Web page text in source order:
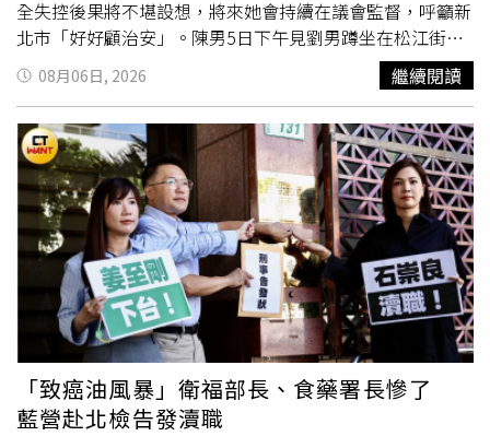
底突破120條，強化偏鄉及社區交通服務。張善政表示，市
府近年也積極推動智慧治理，包括率先制定《桃園市火災預
防自治條例》，推動中央修法將倉儲危險物納入管理；透過
「靜桃專案」導入AI科技改善噪音問題，相關陳情案件較高
峰減少約42％，夜間環境噪音降低約6分貝；AI智慧號誌則
使92處路口平均延滯時間下降16.6％。他最後指出，桃園持
續推動水資源循環利用、AI環境污染辨識等創新措施，並獲
得國際智慧城市獎項肯定。今年也將透過地景藝術節、珍珠
海岸國際音樂節及台灣設計展等大型活動，結合體育建設與
城市行銷，持續提升桃園整體競爭力與城市形象。
全失控後果將不堪設想，將來她會持續在議會監督，呼籲新
北市「好好顧治安」。陳男5日下午見劉男蹲坐在松江街超
商外而趨前關心，但劉剛與蔡姓女友發生爭執心情極差，加
上喝保利達後情緒失控，竟怒嗆「看三小」，更拿出身上的
折疊刀揮舞恐嚇，蔡女見狀連忙將劉拉離現場，陳男則心生
畏懼、報警求助。海山警分局江翠派出所獲報後，調閱路口
與周邊監視器畫面過濾動線，迅速掌握劉男的真實身份與落
腳處，於當晚9時許在劉男新莊住處將其逮捕，並發現他因
詐欺和毒品罪遭南投和新北地檢署通緝，訊後解送歸案，全
案依法送辦。山田摩衣6日表示，她沒想到服務處同仁對民
眾關心的眼神，反遭犯嫌認為是在挑釁，而當時服務處內還
有非常多陳情民眾，如犯嫌沒被阻止、完全失控的話，後果
將不堪設想。山田摩衣強調，她服務處附近也許多學校，包
國中小學，如一般民眾與孩童遇上此狀況恐無法處理，她
感謝警察局迅速破案，而毒品防治與人民生命安全息息相
關，她將來會在議會持續監督，要求新北市好好顧治安。
08月06日, 2026 繼續閱讀
「致癌油風暴」衛福部長、食藥署長慘了
藍營赴北檢告發瀆職